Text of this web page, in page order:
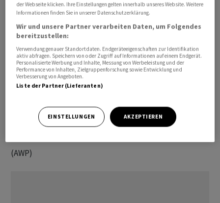
Die internationalen Nachrichten «awp international»
Wirtschaftsnachrichten GmbH, Frankfurt am Main.
Alle Meldungen werden mit journalistischer Sorgfalt
erarbeitet. Für Verzögerungen, Irrtümer, Fehler und
Unterlassungen wird jedoch keine Haftung
Vervielfältigungen bedürfen der Genehmigung von AWP.
Die Redaktion wünscht Ihnen einen schönen Tag!
(AWP)
der Webseite klicken. Ihre Einstellungen gelten innerhalb unseres Website. Weitere
Informationen finden Sie in unserer Datenschutzerklärung.
Wir und unsere Partner verarbeiten Daten, um Folgendes
bereitzustellen:
Verwendung genauer Standortdaten. Endgeräteeigenschaften zur Identifikation
aktiv abfragen. Speichern von oder Zugriff auf Informationen auf einem Endgerät.
Personalisierte Werbung und Inhalte, Messung von Werbeleistung und der
Performance von Inhalten, Zielgruppenforschung sowie Entwicklung und
Verbesserung von Angeboten.
Liste der Partner (Lieferanten)
EINSTELLUNGEN AKZEPTIEREN